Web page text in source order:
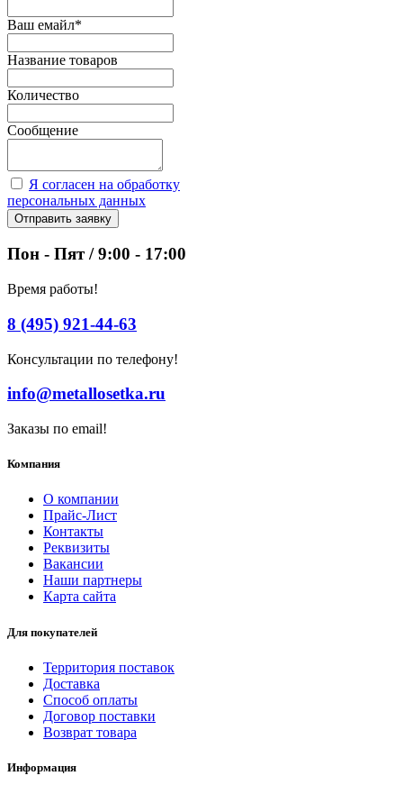
Ваш емайл*
Название товаров
Количество
Сообщение
Я согласен на обработку
персональных данных
Отправить заявку
Пон - Пят / 9:00 - 17:00
Время работы!
8 (495) 921-44-63
Консультации по телефону!
info@metallosetka.ru
Заказы по email!
Компания
О компании
Прайс-Лист
Контакты
Реквизиты
Вакансии
Наши партнеры
Карта сайта
Для покупателей
Территория поставок
Доставка
Способ оплаты
Договор поставки
Возврат товара
Информация